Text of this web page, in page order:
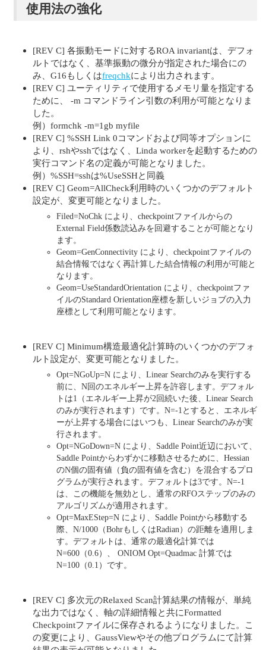
使用法の強化
[REV C] 各振動モードに対するROA invariantは、デフォ
ルトではなく、基準振動の微分が指定された場合にの
み、G16もしくはfreqchkにより出力されます。
[REV C] ユーティリティで使用するメモリ量を指定する
ために、 -m コマンドライン引数の利用が可能となりま
した。
例）formchk -m=1gb myfile
[REV C] %SSH Link 0コマンドおよび同等オプションに
より、rshやsshではなく、Linda workerを起動するための
実行コマンド名の定義が可能となりました。
例）%SSH=sshは%UseSSHと同義
[REV C] Geom=AllCheck利用時のいくつかのデフォルト
設定が、変更可能となりました。
Filed=NoChk により、checkpointファイルからの
External Field係数読込みを回避することが可能となり
ます。
Geom=GenConnectivity により、checkpointファイルの
結合情報ではなく再計算した結合情報の利用が可能と
なります。
Geom=UseStandardOrientation により、checkpointファ
イルのStandard Orientation座標を新しいジョブの入力
座標として利用可能となります。
[REV C] Minimum構造最適化計算時のいくつかのデフォ
ルト設定が、変更可能となりました。
Opt=NGoUp=N により、Linear Searchのみを実行する
前に、N回のエネルギー上昇を許容します。デフォル
トは1（エネルギー上昇が2回続いた後、Linear Search
のみが実行されます）です。N=-1とすると、エネルギ
ーが上昇する場合にはいつも、Linear Searchのみが実
行されます。
Opt=NGoDown=N により、Saddle Point近辺において、
Saddle Pointからわずかに移動させるために、Hessian
のN個の固有値（負の固有値を含む）を混合するプロ
グラムが実行されます。デフォルトは3です。N=-1
は、この機能を無効とし、通常のRFOステップのみの
アルゴリズムが適用されます。
Opt=MaxEStep=N により、Saddle Pointから移動する
際、N/1000（BohrもしくはRadian）の距離を適用しま
す。デフォルトは、通常の最適化計算では
N=600（0.6）、 ONIOM Opt=Quadmac 計算では
N=100（0.1）です。
[REV C] 多次元のRelaxed Scan計算結果の情報が、単純
な出力ではなく、軸の詳細情報と共にFormatted
Checkpointファイルに保存されるようになりました。こ
の変更により、GaussViewやその他プログラムにて計算